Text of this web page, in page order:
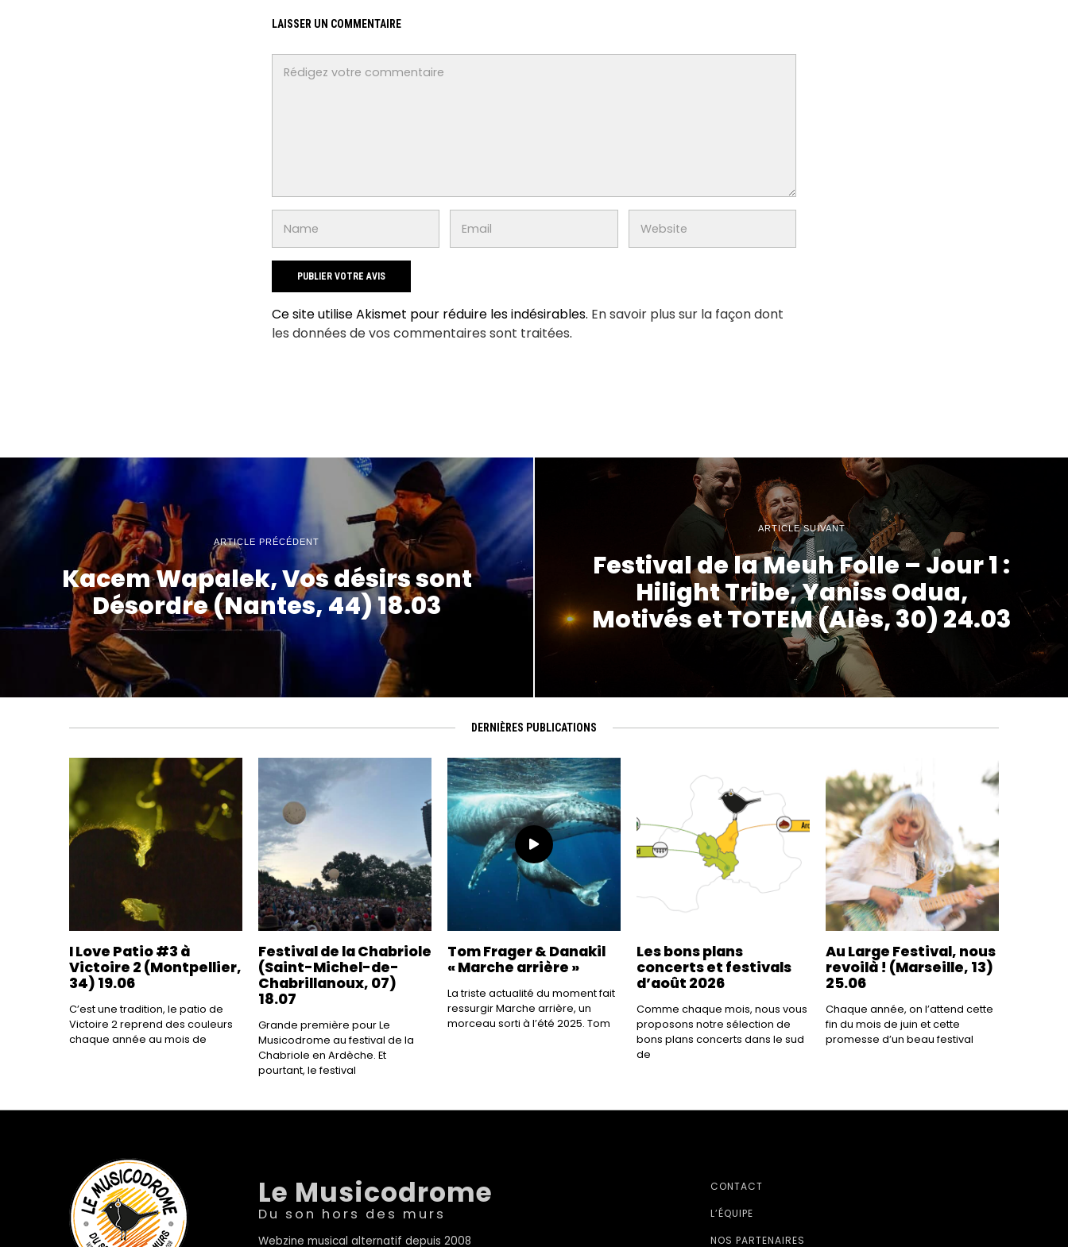
LAISSER UN COMMENTAIRE
Ce site utilise Akismet pour réduire les indésirables. En savoir plus sur la façon dont
les données de vos commentaires sont traitées.
ARTICLE PRÉCÉDENT
Kacem Wapalek, Vos désirs sont
Désordre (Nantes, 44) 18.03
ARTICLE SUIVANT
Festival de la Meuh Folle – Jour 1 :
Hilight Tribe, Yaniss Odua,
Motivés et TOTEM (Alès, 30) 24.03
DERNIÈRES PUBLICATIONS
I Love Patio #3 à
Victoire 2 (Montpellier,
34) 19.06
C’est une tradition, le patio de
Victoire 2 reprend des couleurs
chaque année au mois de
Festival de la Chabriole
(Saint-Michel-de-
Chabrillanoux, 07)
18.07
Grande première pour Le
Musicodrome au festival de la
Chabriole en Ardèche. Et
pourtant, le festival
Tom Frager & Danakil
« Marche arrière »
La triste actualité du moment fait
ressurgir Marche arrière, un
morceau sorti à l’été 2025. Tom
Les bons plans
concerts et festivals
d’août 2026
Comme chaque mois, nous vous
proposons notre sélection de
bons plans concerts dans le sud
de
Au Large Festival, nous
revoilà ! (Marseille, 13)
25.06
Chaque année, on l’attend cette
fin du mois de juin et cette
promesse d’un beau festival
Le Musicodrome
Du son hors des murs
Webzine musical alternatif depuis 2008
CONTACT
L’ÉQUIPE
NOS PARTENAIRES